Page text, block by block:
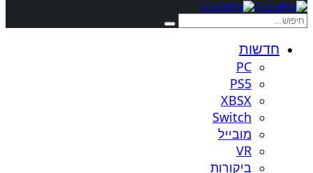
חדשות
PC
PS5
XBSX
Switch
מובייל
VR
ביקורות